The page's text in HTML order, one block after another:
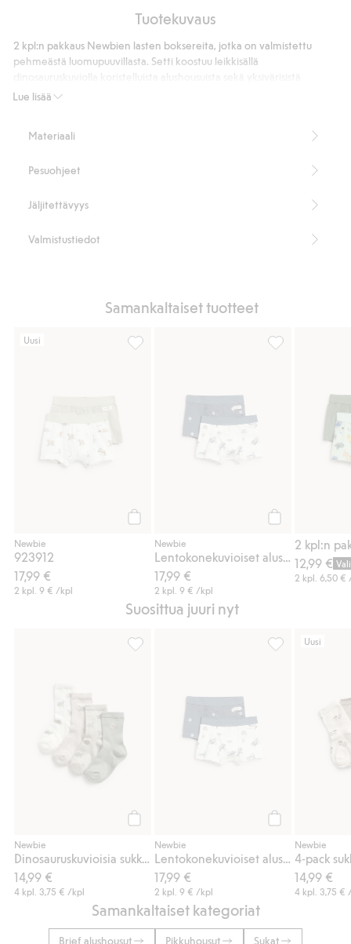
ääneen
Tuotekuvaus
Lue lisää
2 kpl:n pakkaus Newbien lasten boksereita, jotka on valmistettu
pehmeästä luomupuuvillasta. Setti koostuu leikkisällä
alushousuista, joissa on pienempi dinosauruskuvio. Alushousuissa on
2-pack – Bokserit.
Contains 95% organic cotton.
Luomupuuvilla – GOTS
Materiaali
Pesuohjeet
Jäljitettävyys
Valmistustiedot
Samankaltaiset tuotteet
Uusi
Newbie
923912
17,99 €
2 kpl. 9 € /kpl
Newbie
17,99 €
2 kpl.9 € /kpl
12,99 €
2 kpl.6,50 €
Suosittua juuri nyt
Newbie
14,99 €
4 kpl. 3,75 € /kpl
Newbie
17,99 €
2 kpl.9 € /kpl
Uusi
Newbie
14,99 €
4 kpl. 3,75 €
Samankaltaiset kategoriat
Brief alushousut Pikkuhousut
Sukat